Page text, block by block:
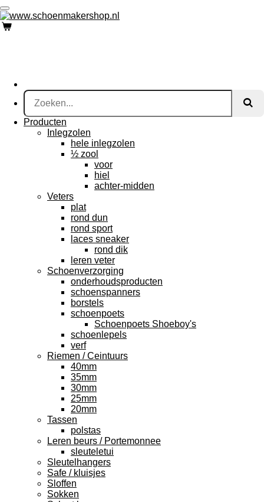
Ga
direct
naar
Producten
Inlegzolen
hele inlegzolen
½ zool
voor
hiel
achter-midden
Veters
plat
rond dun
rond sport
laces sneaker
rond dik
leren veter
Schoenverzorging
onderhoudsproducten
schoenspanners
borstels
schoenpoets
Schoenpoets Shoeboy's
schoenlepels
verf
Riemen / Ceintuurs
40mm
35mm
30mm
25mm
20mm
Tassen
polstas
Leren beurs / Portemonnee
sleuteletui
Sleutelhangers
Safe / kluisjes
Sloffen
Sokken